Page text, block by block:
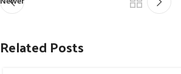
Related Posts